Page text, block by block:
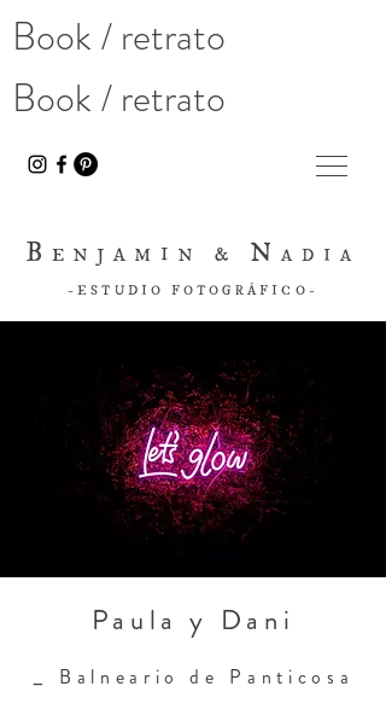
Book / retrato
Book / retrato
B ENJAMIN & NADIA
-ESTUDIO FOTOGRÁFICO-
Paula y Dani
_
Balneario de Panticosa